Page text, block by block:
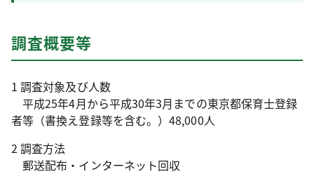
調査概要等
1 調査対象及び人数
平成25年4月から平成30年3月までの東京都保育士登録
者等（書換え登録等を含む。）48,000人
2 調査方法
郵送配布・インターネット回収